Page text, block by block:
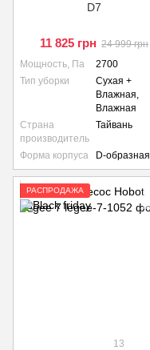
D7
11 825 грн 24 999 грн
Мощность, Па
2700
Тип уборки
Сухая +
Влажная,
Влажная
Страна
производитель
Тайвань
Форма корпуса D-образная
РАСПРОДАЖА
13